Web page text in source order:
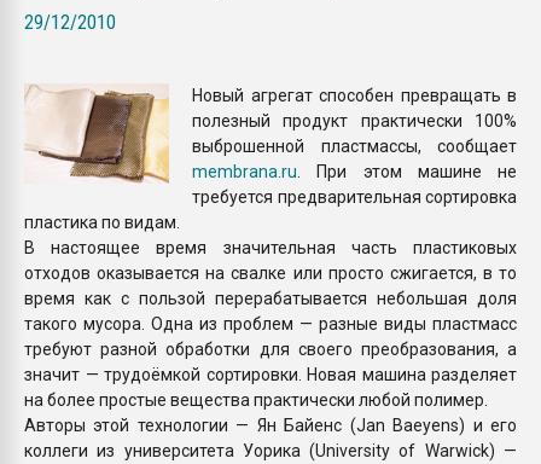
29/12/2010
Новый агрегат способен превращать в
полезный продукт практически 100%
выброшенной пластмассы, сообщает
membrana.ru . При этом машине не
требуется предварительная сортировка
пластика по видам.
В настоящее время значительная часть пластиковых
отходов оказывается на свалке или просто сжигается, в то
время как с пользой перерабатывается небольшая доля
такого мусора. Одна из проблем — разные виды пластмасс
требуют разной обработки для своего преобразования, а
значит — трудоёмкой сортировки. Новая машина разделяет
на более простые вещества практически любой полимер.
Авторы этой технологии — Ян Байенс (Jan Baeyens) и его
коллеги из университета Уорика (University of Warwick) —